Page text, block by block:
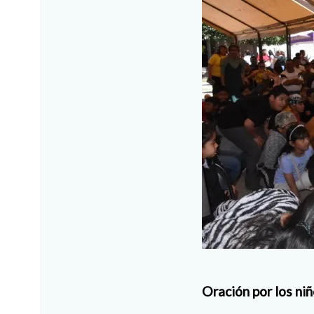
Oración por los